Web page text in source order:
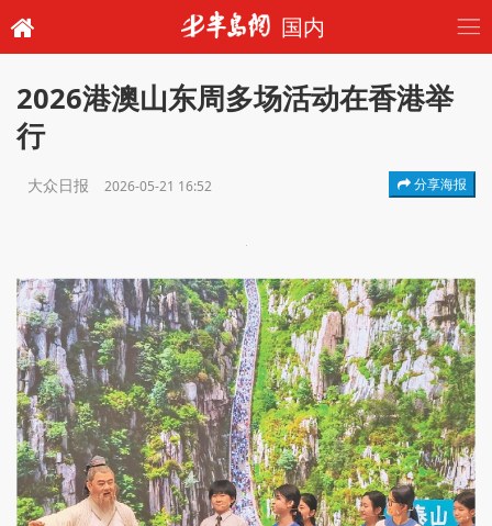
国内
2026港澳山东周多场活动在香港举
行
大众日报 2026-05-21 16:52 分享海报